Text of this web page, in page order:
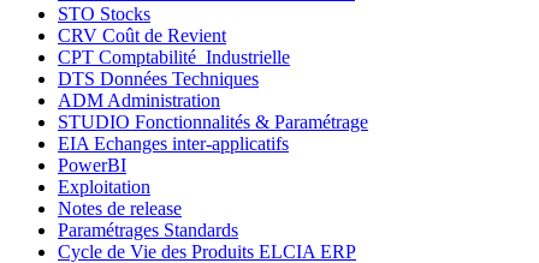
STO Stocks
CRV Coût de Revient
CPT Comptabilité_Industrielle
DTS Données Techniques
ADM Administration
STUDIO Fonctionnalités & Paramétrage
EIA Echanges inter-applicatifs
PowerBI
Exploitation
Notes de release
Paramétrages Standards
Cycle de Vie des Produits ELCIA ERP